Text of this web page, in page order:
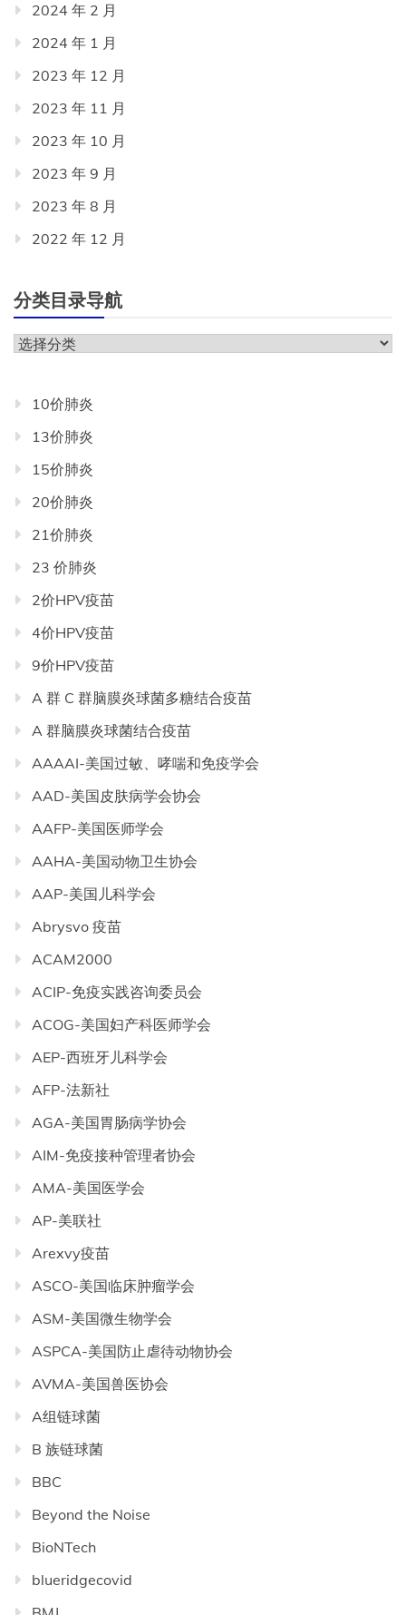
2024 年 2 月
2024 年 1 月
2023 年 12 月
2023 年 11 月
2023 年 10 月
2023 年 9 月
2023 年 8 月
2022 年 12 月
分类目录导航
分
导
航
10价肺炎
13价肺炎
15价肺炎
20价肺炎
21价肺炎
23 价肺炎
2价HPV疫苗
4价HPV疫苗
9价HPV疫苗
A 群 C 群脑膜炎球菌多糖结合疫苗
A 群脑膜炎球菌结合疫苗
AAAAI-美国过敏、哮喘和免疫学会
AAD-美国皮肤病学会协会
AAFP-美国医师学会
AAHA-美国动物卫生协会
AAP-美国儿科学会
Abrysvo 疫苗
ACAM2000
ACIP-免疫实践咨询委员会
ACOG-美国妇产科医师学会
AEP-西班牙儿科学会
AFP-法新社
AGA-美国胃肠病学协会
AIM-免疫接种管理者协会
AMA-美国医学会
AP-美联社
Arexvy疫苗
ASCO-美国临床肿瘤学会
ASM-美国微生物学会
ASPCA-美国防止虐待动物协会
AVMA-美国兽医协会
A组链球菌
B 族链球菌
BBC
Beyond the Noise
BioNTech
blueridgecovid